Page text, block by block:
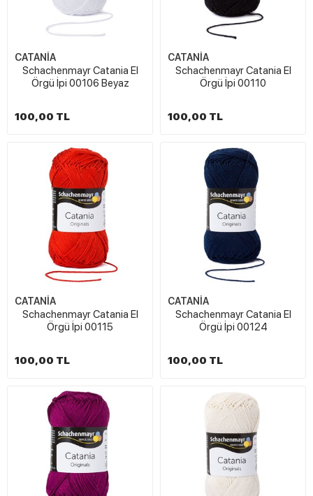
CATANİA
Schachenmayr Catania El
Örgü İpi 00106 Beyaz
100,00 TL
CATANİA
Schachenmayr Catania El
Örgü İpi 00110
100,00 TL
CATANİA
Schachenmayr Catania El
Örgü İpi 00115
100,00 TL
CATANİA
Schachenmayr Catania El
Örgü İpi 00124
100,00 TL